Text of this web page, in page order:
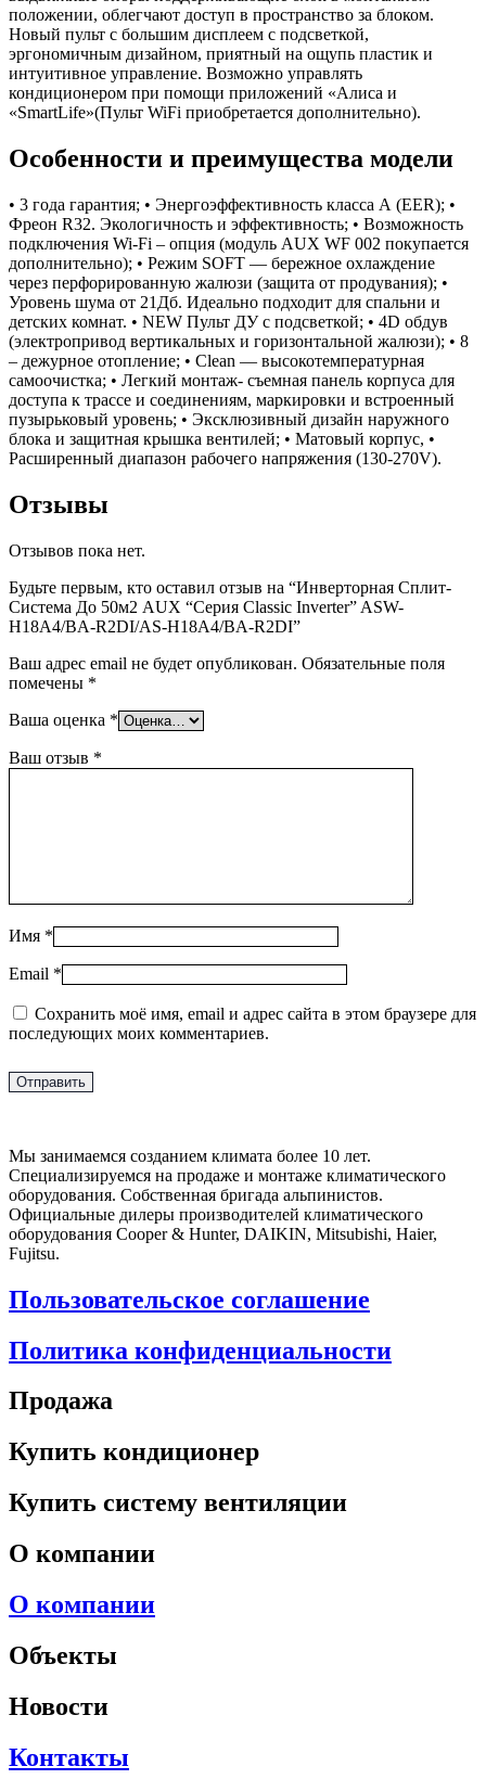
положении, облегчают доступ в пространство за блоком.
Новый пульт с большим дисплеем с подсветкой,
эргономичным дизайном, приятный на ощупь пластик и
интуитивное управление. Возможно управлять
кондиционером при помощи приложений «Алиса и
«SmartLife»(Пульт WiFi приобретается дополнительно).
Особенности и преимущества модели
• 3 года гарантия; • Энергоэффективность класса А (EER); •
Фреон R32. Экологичность и эффективность; • Возможность
подключения Wi-Fi – опция (модуль AUX WF 002 покупается
дополнительно); • Режим SOFT — бережное охлаждение
через перфорированную жалюзи (защита от продувания); •
Уровень шума от 21Дб. Идеально подходит для спальни и
детских комнат. • NEW Пульт ДУ с подсветкой; • 4D обдув
(электропривод вертикальных и горизонтальной жалюзи); • 8
– дежурное отопление; • Clean — высокотемпературная
самоочистка; • Легкий монтаж- съемная панель корпуса для
доступа к трассе и соединениям, маркировки и встроенный
пузырьковый уровень; • Эксклюзивный дизайн наружного
блока и защитная крышка вентилей; • Матовый корпус, •
Расширенный диапазон рабочего напряжения (130-270V).
Отзывы
Отзывов пока нет.
Будьте первым, кто оставил отзыв на “Инверторная Сплит-
Система До 50м2 AUX “Серия Classic Inverter” ASW-
H18A4/BA-R2DI/AS-H18A4/BA-R2DI”
Ваш адрес email не будет опубликован. Обязательные поля
помечены *
Ваша оценка *
Ваш отзыв *
Имя *
Email *
Сохранить моё имя, email и адрес сайта в этом браузере для
последующих моих комментариев.
Мы занимаемся созданием климата более 10 лет.
Специализируемся на продаже и монтаже климатического
оборудования. Собственная бригада альпинистов.
Официальные дилеры производителей климатического
оборудования Cooper & Hunter, DAIKIN, Mitsubishi, Haier,
Fujitsu.
Пользовательское соглашение
Политика конфиденциальности
Продажа
Купить кондиционер
Купить систему вентиляции
О компании
О компании
Объекты
Новости
Контакты